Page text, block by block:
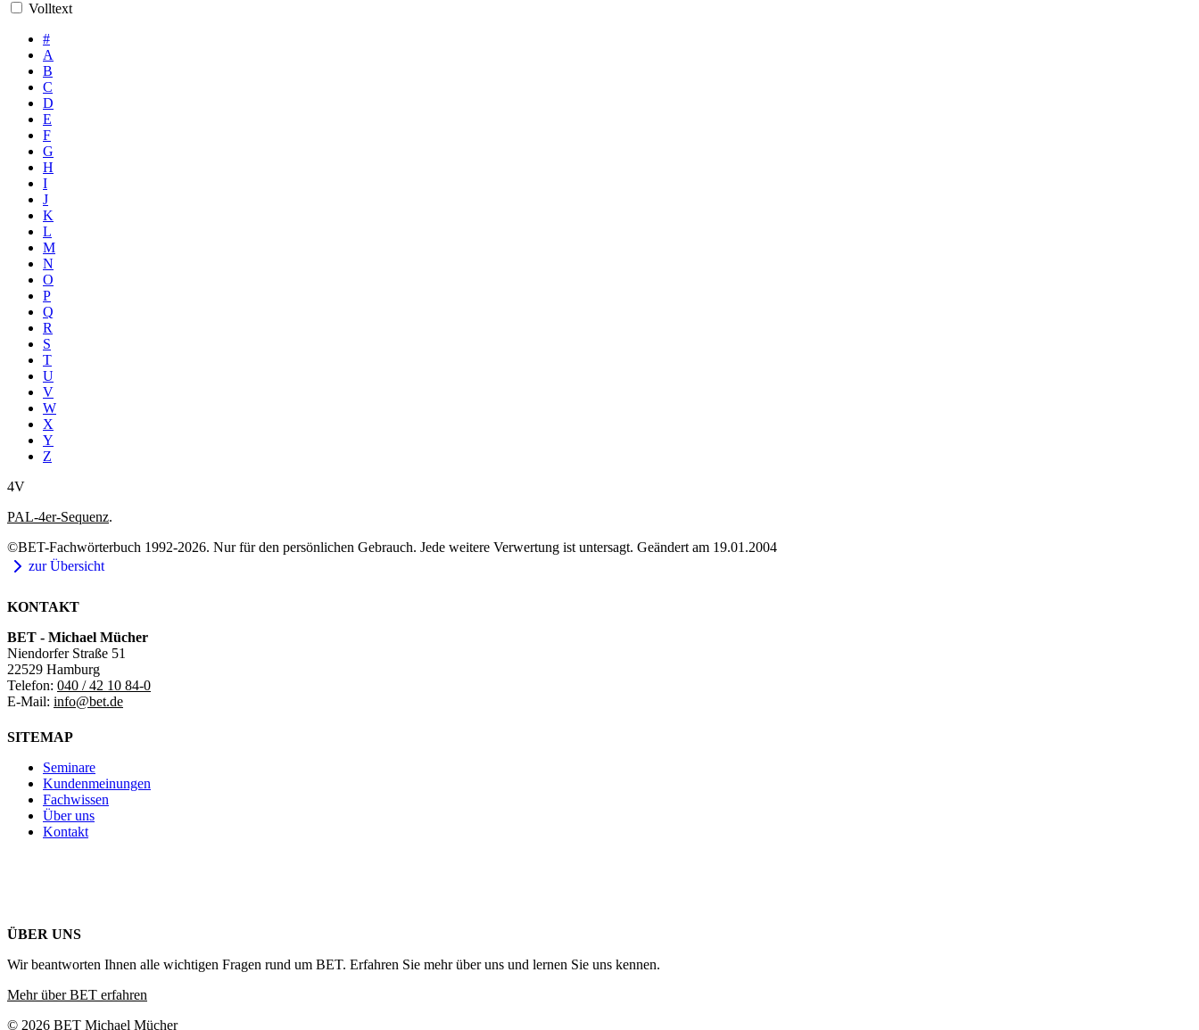
Volltext
#
A
B
C
D
E
F
G
H
I
J
K
L
M
N
O
P
Q
R
S
T
U
V
W
X
Y
Z
4V
PAL-4er-Sequenz.
©BET-Fachwörterbuch 1992-2026. Nur für den persönlichen Gebrauch. Jede weitere Verwertung ist untersagt. Geändert am 19.01.2004
zur Übersicht
KONTAKT
BET - Michael Mücher
Niendorfer Straße 51
22529 Hamburg
Telefon: 040 / 42 10 84-0
E-Mail: info@bet.de
SITEMAP
Seminare
Kundenmeinungen
Fachwissen
Über uns
Kontakt
ÜBER UNS
Wir beantworten Ihnen alle wichtigen Fragen rund um BET. Erfahren Sie mehr über uns und lernen Sie uns kennen.
Mehr über BET erfahren
© 2026 BET Michael Mücher